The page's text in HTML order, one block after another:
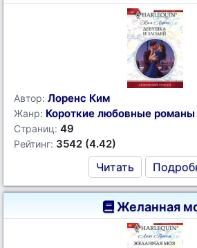
Автор: Лоренс Ким
Жанр: Короткие любовные романы
Страниц: 49
Рейтинг: 3542 (4.42)
Читать
Желанная